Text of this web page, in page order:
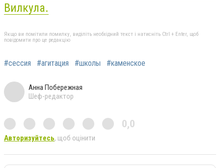
Вилкула.
Якщо ви помітили помилку, виділіть необхідний текст і натисніть Ctrl + Enter, щоб
повідомити про це редакцію
#сессия #агитация #школы #каменское
Анна Побережная
Шеф-редактор
0,0
Авторизуйтесь, щоб оцінити